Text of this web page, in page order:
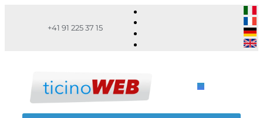
+41 91 225 37 15